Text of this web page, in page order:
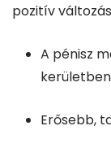
pozitív
A pénisz
Erősebb,